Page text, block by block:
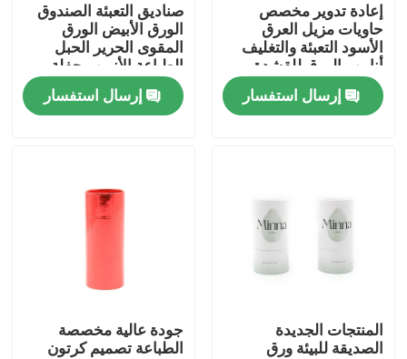
معلومات عنا
جولة في المعمل
ضبط الجودة
اطلب اقتباس
علبة هدية أنبوب من الورق المقوى
إعادة تدوير مخصص
حاويات مزيل العرق
الأسود التعبئة والتغليف
أنابيب الورق للقشدة
إرسال استفسار
صناديق التعبئة الصندوق
الورق الأبيض الورق
المقوى الحرير الحبل
الطباعة الأنبوب حفلة
الزفاف الحزمة الهدية
الأنبوبإرسال استفسار
المنتجات الجديدة
الصديقة للبيئة ورق
جودة عالية مخصصة
الطباعة تصميم كرتون